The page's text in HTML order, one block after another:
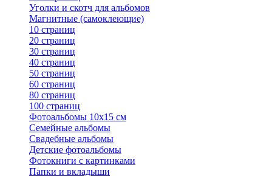
Уголки и скотч для альбомов
Магнитные (самоклеющие)
10 страниц
20 страниц
30 страниц
40 страниц
50 страниц
60 страниц
80 страниц
100 страниц
Фотоальбомы 10х15 см
Семейные альбомы
Свадебные альбомы
Детские фотоальбомы
Фотокниги с картинками
Папки и вкладыши